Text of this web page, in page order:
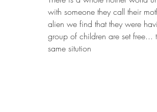
with someone they call their
alien we find that they were
group of children are set
same sitution